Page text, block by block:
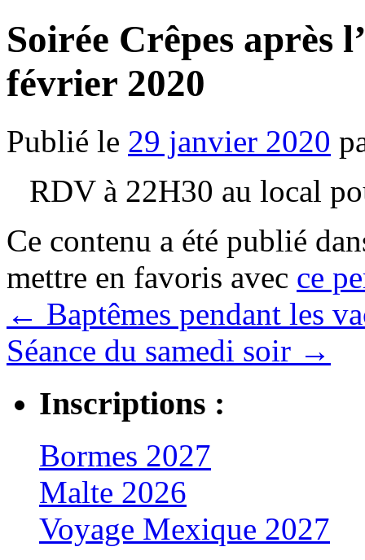
Soirée Crêpes après
février 2020
Publié le 29 janvier 2020
RDV à 22H30 au local
Ce contenu a été publié
mettre en favoris avec ce
← Baptêmes pendant les
Séance du samedi soir →
Inscriptions :
Bormes 2027
Malte 2026
Voyage Mexique 2027